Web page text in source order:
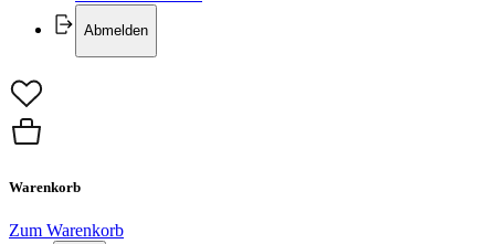
Abmelden
Warenkorb
Zum Warenkorb